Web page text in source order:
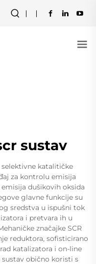
sustav
katalitičke
za kontrolu emisija
dušikovih oksida
glavne funkcije su
sredstva u ispušni tok
i pretvara ih u
značajke SCR
reduktora, sofisticirano
katalizatora i on-line
sustav obično koristi s